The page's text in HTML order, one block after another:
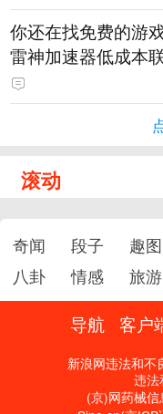
你还在找免费的游
雷神加速器低成本
免费试用
滚动
奇闻 段子 趣图
八卦
情感 旅游
导航 客户
新浪网违法和不
违法
(京)网药械